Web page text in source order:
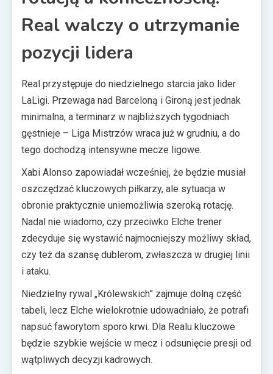
Real walczy o utrzymanie
pozycji lidera
Real przystępuje do niedzielnego starcia jako lider
LaLigi. Przewaga nad Barceloną i Gironą jest jednak
minimalna, a terminarz w najbliższych tygodniach
gęstnieje – Liga Mistrzów wraca już w grudniu, a do
tego dochodzą intensywne mecze ligowe.
Xabi Alonso zapowiadał wcześniej, że będzie musiał
oszczędzać kluczowych piłkarzy, ale sytuacja w
obronie praktycznie uniemożliwia szeroką rotację.
Nadal nie wiadomo, czy przeciwko Elche trener
zdecyduje się wystawić najmocniejszy możliwy skład,
czy też da szansę dublerom, zwłaszcza w drugiej linii
i ataku.
Niedzielny rywal „Królewskich” zajmuje dolną część
tabeli, lecz Elche wielokrotnie udowadniało, że potrafi
napsuć faworytom sporo krwi. Dla Realu kluczowe
będzie szybkie wejście w mecz i odsunięcie presji od
wątpliwych decyzji kadrowych.